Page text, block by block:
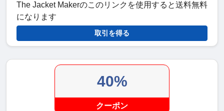
The Jacket Makerのこのリンクを使用すると送料無料
になります
取引を得る
40%
クーポン